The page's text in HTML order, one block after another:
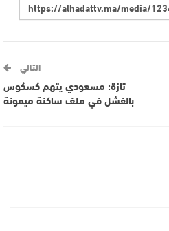
التالي
تازة: مسعودي يتهم كسكوس
بالفشل في ملف ساكنة ميمونة